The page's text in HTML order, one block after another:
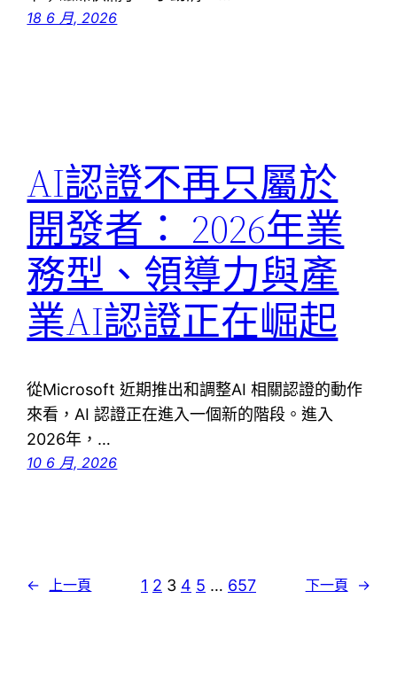
18 6 月, 2026
AI認證不再只屬於
開發者： 2026年業
務型、領導力與產
業AI認證正在崛起
從Microsoft 近期推出和調整AI 相關認證的動作
來看，AI 認證正在進入一個新的階段。進入
2026年，…
10 6 月, 2026
← 上一頁 1 2 3 4 5 … 657 下一頁 →